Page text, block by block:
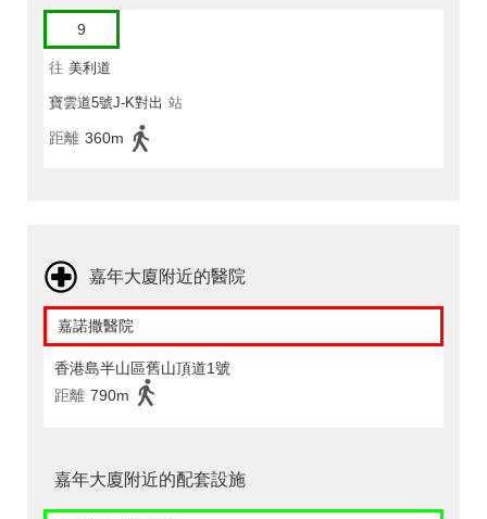
9
往 美利道
寶雲道5號J-K對出 站
距離 360m
嘉年大廈附近的醫院
嘉諾撒醫院
香港島半山區舊山頂道1號
距離 790m
嘉年大廈附近的配套設施